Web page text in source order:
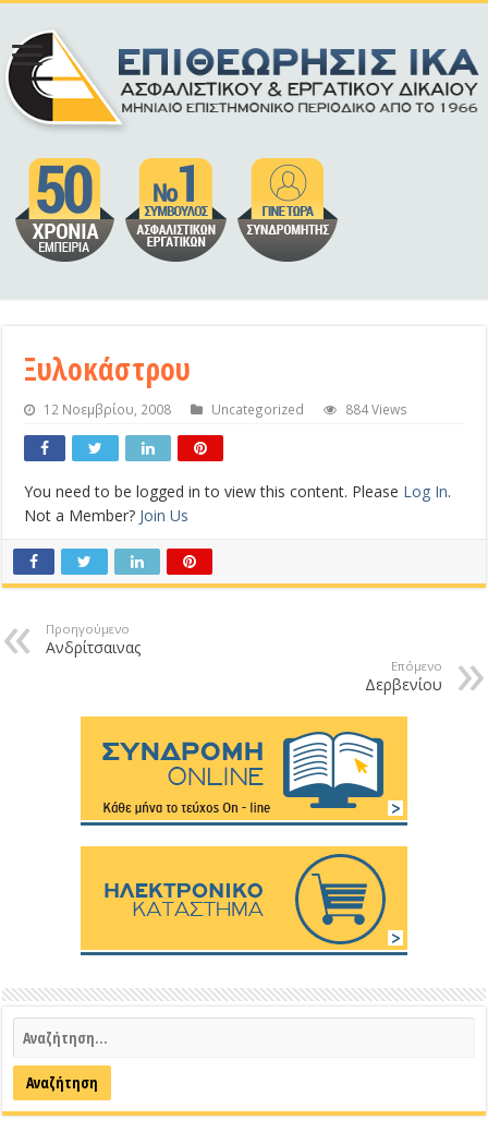
Ξυλοκάστρου
12 Νοεμβρίου, 2008 Uncategorized 884 Views
You need to be logged in to view this content. Please Log In.
Not a Member? Join Us
Προηγούμενο
Ανδρίτσαινας
Επόμενο
Δερβενίου